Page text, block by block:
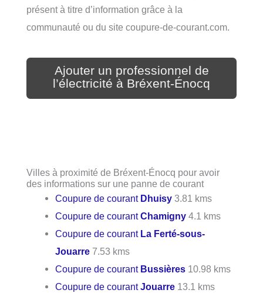
présent à titre d’information grâce à la
communauté ou du site coupure-de-courant.com.
Ajouter un professionnel de
l’électricité à Bréxent-Énocq
Villes à proximité de Bréxent-Énocq pour avoir
des informations sur une panne de courant
Coupure de courant Dhuisy 3.81 kms
Coupure de courantChamigny 4.1 kms
Coupure de courant La Ferté-sous-
Jouarre 7.53 kms
Coupure de courant Bussières 10.98 kms
Coupure de courantJouarre 13.1 kms